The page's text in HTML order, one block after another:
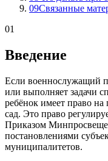
09Связанные
01
Введение
Если военнослужащий
или выполняет задачи
ребёнок имеет право на
сад. Это право
Приказом
постановлениями
муниципалитетов.